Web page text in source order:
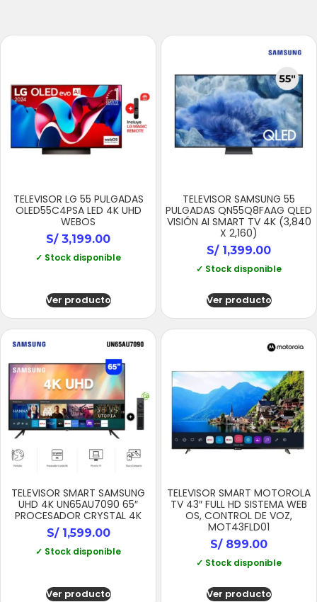
TELEVISOR LG 55 PULGADAS
OLED55C4PSA LED 4K UHD
WEBOS
S/3,199.00
✓ Stock disponible
Ver producto
TELEVISOR SAMSUNG 55
PULGADAS QN55Q8FAAG QLED
VISIÓN AI SMART TV 4K (3,840
X 2,160)
S/1,399.00
✓ Stock disponible
Ver producto
TELEVISOR SMART SAMSUNG
UHD 4K UN65AU7090 65″
PROCESADOR CRYSTAL 4K
S/1,599.00
✓ Stock disponible
Ver producto
TELEVISOR SMART MOTOROLA
TV 43″ FULL HD SISTEMA WEB
OS, CONTROL DE VOZ,
MOT43FLD01
S/899.00
✓ Stock disponible
Ver producto